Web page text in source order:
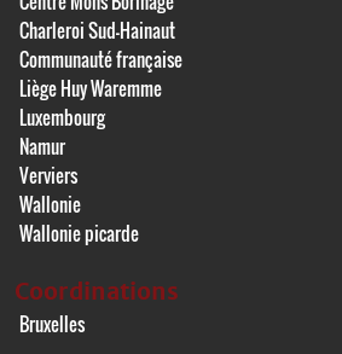
Charleroi Sud-Hainaut
Communauté française
Liège Huy Waremme
Luxembourg
Namur
Verviers
Wallonie
Wallonie picarde
Coordinations
Bruxelles